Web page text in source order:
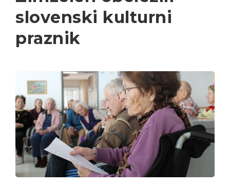
slovenski kulturni
praznik